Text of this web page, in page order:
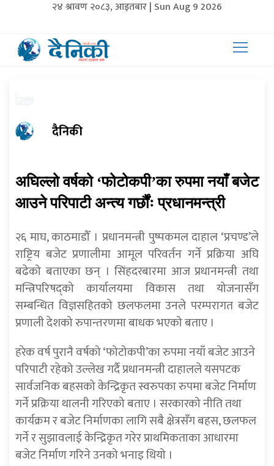
२४ श्रावण २०८३, आइतबार | Sun Aug 9 2026
दैनिकी
अघिल्लो वर्षको ‘फोटोकपी’का रुपमा नयाँ बजेट
आउने परिपाटी अन्त्य गर्छौंः प्रधानमन्त्री
२६ माघ, काठमाडौँ । प्रधानमन्त्री पुष्पकमल दाहाल ‘प्रचण्ड’ले
राष्ट्रिय बजेट प्रणालीमा आमूल परिवर्तन गर्ने प्रक्रिया अघि
बढेको बताएका छन् । सिंहदरबारमा आज प्रधानमन्त्री तथा
मन्त्रिपरिषद्को कार्यालयमा विकास तथा योजनासँग
सम्बन्धित विज्ञसहितको छलफलमा उनले परम्परागत बजेट
प्रणाली देशको रुपान्तरणमा बाधक भएको बताए ।
हरेक वर्ष पुरानै वर्षको ‘फोटोकपी’का रुपमा नयाँ बजेट आउने
परिपाटी रहेको उल्लेख गर्दै प्रधानमन्त्री दाहालले यसपटक
सार्वजनिक बहसको केन्द्रिकृत स्वरुपका रुपमा बजेट निर्माण
गर्ने प्रक्रिया थालनी गरिएको बताए । सरकारको नीति तथा
कार्यक्रम र बजेट निर्माणका लागि सबै क्षेत्रसँग बहस, छलफल
गर्ने र सुझावलाई केन्द्रिकृत गरेर प्राथमिकताका आधारमा
बजेट निर्माण गरिने उनको भनाइ थियो ।